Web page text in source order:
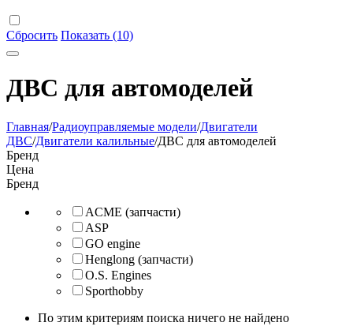
Сбросить Показать (10)
ДВС для автомоделей
Главная/Радиоуправляемые модели/Двигатели
ДВС/Двигатели калильные/ДВС для автомоделей
Бренд
Цена
Бренд
ACME (запчасти)
ASP
GO engine
Henglong (запчасти)
O.S. Engines
Sporthobby
По этим критериям поиска ничего не найдено